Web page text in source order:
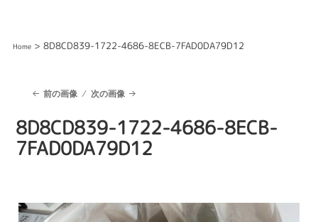
Home> 8D8CD839-1722-4686-8ECB-7FAD0DA79D12
前の画像 次の画像
8D8CD839-1722-4686-8ECB-
7FAD0DA79D12